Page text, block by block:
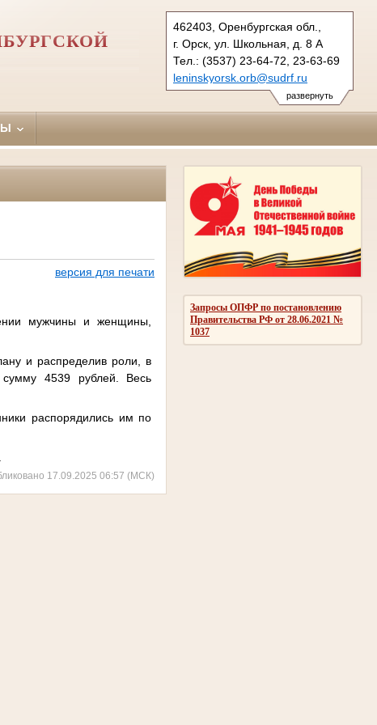
развернуть
462403, Оренбургская обл.,
г. Орск, ул. Школьная, д. 8 А
Тел.: (3537) 23-64-72, 23-63-69
leninskyorsk.orb@sudrf.ru
Запросы ОПФР по постановлению
Правительства РФ от 28.06.2021 №
1037
версия для печати
мужчины и женщины,
и распределив роли, в
сумму 4539 рублей. Весь
распорядились им по
17.09.2025 06:57 (МСК)